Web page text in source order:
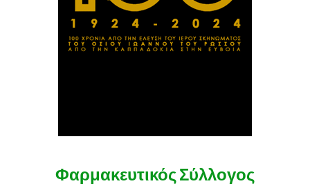
Φαρμακευτικός Σύλλογος